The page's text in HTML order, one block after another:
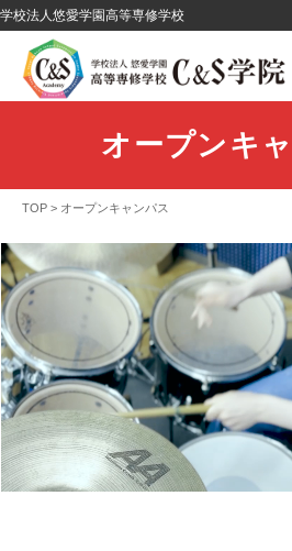
学校法人悠愛学園高等専修学校
オープンキ
TOP > オープンキャンパス
C&S学院とは？
オープンキャンパス
パンフレット資料請求
コース紹介
お問い合わせ